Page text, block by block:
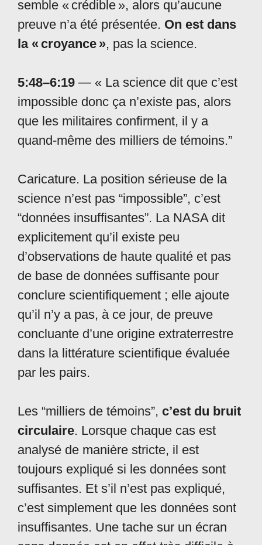
semble « crédible », alors qu’aucune
preuve n’a été présentée. On est dans
la « croyance », pas la science.
5:48–6:19 — « La science dit que c’est
impossible donc ça n’existe pas, alors
que les militaires confirment, il y a
quand-même des milliers de témoins.”
Caricature. La position sérieuse de la
science n’est pas “impossible”, c’est
“données insuffisantes”. La NASA dit
explicitement qu’il existe peu
d’observations de haute qualité et pas
de base de données suffisante pour
conclure scientifiquement ; elle ajoute
qu’il n’y a pas, à ce jour, de preuve
concluante d’une origine extraterrestre
dans la littérature scientifique évaluée
par les pairs.
Les “milliers de témoins”, c’est du bruit
circulaire. Lorsque chaque cas est
analysé de manière stricte, il est
toujours expliqué si les données sont
suffisantes. Et s’il n’est pas expliqué,
c’est simplement que les données sont
insuffisantes. Une tache sur un écran